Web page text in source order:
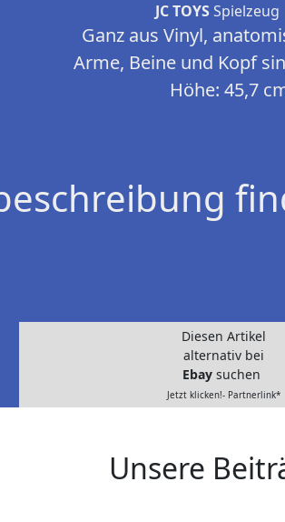
JC TOYSSpielzeug
Ganz aus Vinyl,
Arme, Beine und Kopf
Höhe: 45,7
Diesen Artikel
alternativ bei
Ebay suchen
Jetzt klicken!- Partnerlink*
Unsere